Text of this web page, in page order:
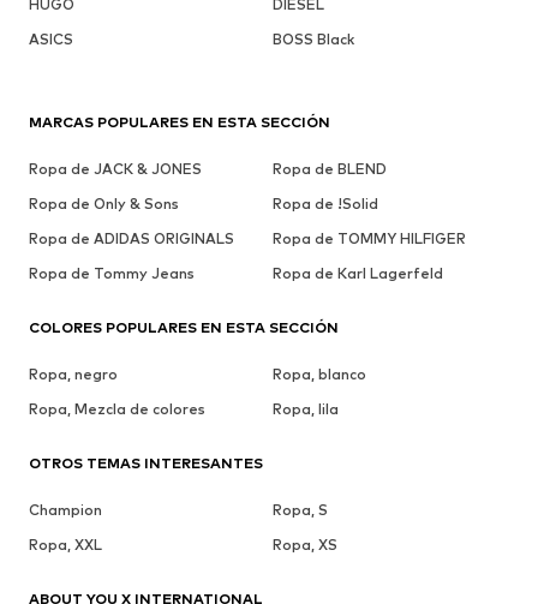
HUGO
DIESEL
ASICS
BOSS Black
MARCAS POPULARES EN ESTA SECCIÓN
Ropa de JACK & JONES
Ropa de BLEND
Ropa de Only & Sons
Ropa de !Solid
Ropa de ADIDAS ORIGINALS
Ropa de TOMMY HILFIGER
Ropa de Tommy Jeans
Ropa de Karl Lagerfeld
COLORES POPULARES EN ESTA SECCIÓN
Ropa, negro
Ropa, blanco
Ropa, Mezcla de colores
Ropa, lila
OTROS TEMAS INTERESANTES
Champion
Ropa, S
Ropa, XXL
Ropa, XS
ABOUT YOU X INTERNATIONAL